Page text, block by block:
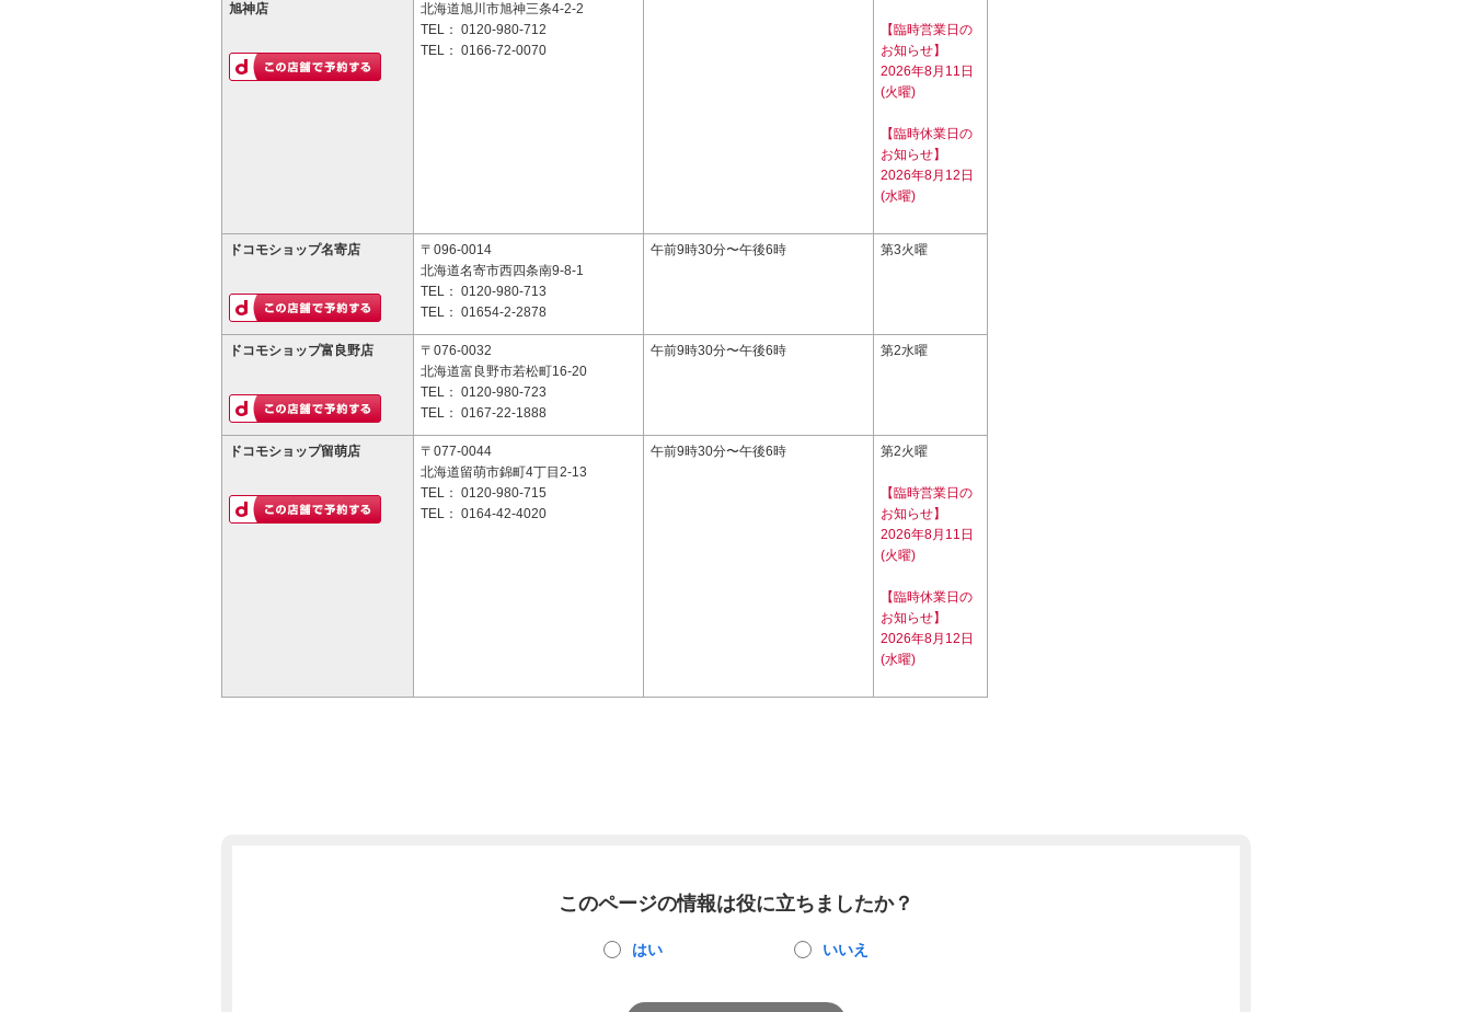
旭神店
北海道旭川市旭神三条4-2-2
TEL： 0120-980-712
TEL： 0166-72-0070
【臨時営業日の
お知らせ】
2026年8月11日
(火曜)
【臨時休業日の
お知らせ】
2026年8月12日
(水曜)
ドコモショップ名寄店
〒096-0014
北海道名寄市西四条南9-8-1
TEL： 0120-980-713
TEL： 01654-2-2878
午前9時30分〜午後6時 第3火曜
ドコモショップ富良野店
〒076-0032
北海道富良野市若松町16-20
TEL： 0120-980-723
TEL： 0167-22-1888
午前9時30分〜午後6時 第2水曜
ドコモショップ留萌店
〒077-0044
北海道留萌市錦町4丁目2-13
TEL： 0120-980-715
TEL： 0164-42-4020
午前9時30分〜午後6時 第2火曜
【臨時営業日の
お知らせ】
2026年8月11日
(火曜)
【臨時休業日の
お知らせ】
2026年8月12日
(水曜)
このページの情報は役に立ちましたか？
はい いいえ